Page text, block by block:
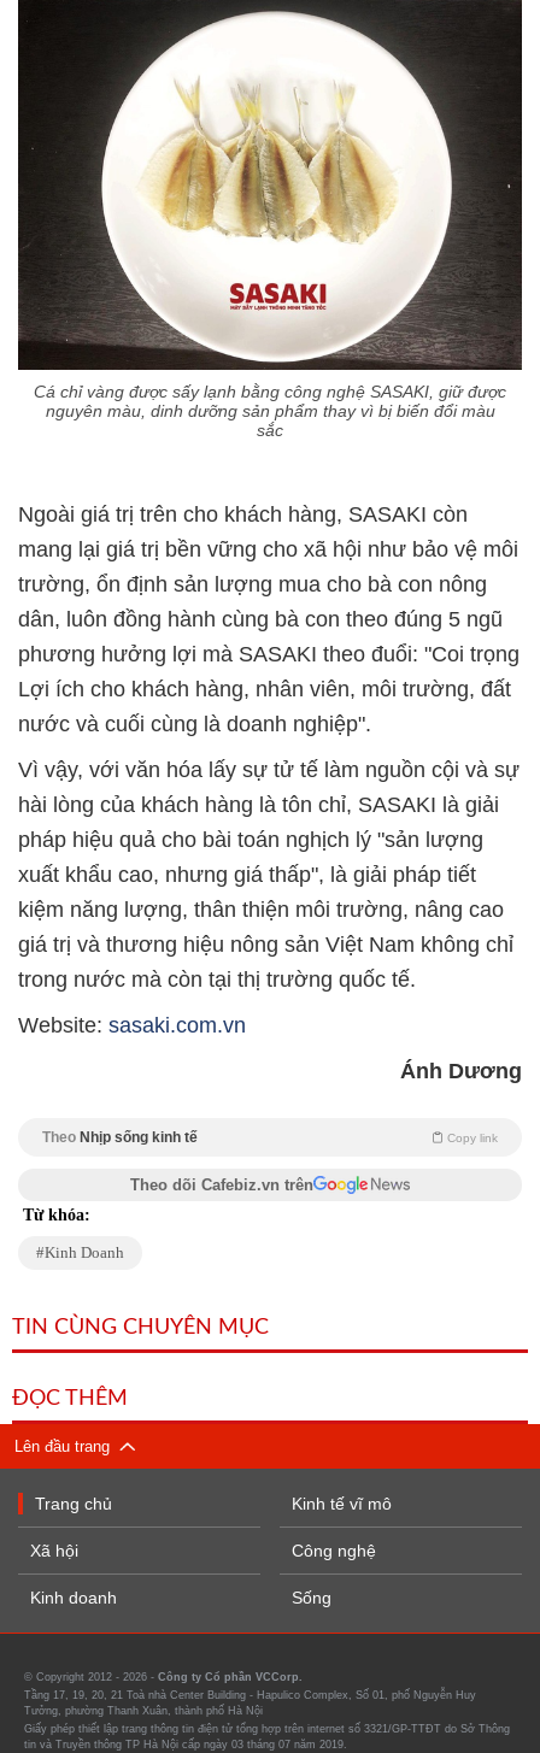
Cá chỉ vàng được sấy lạnh bằng công nghệ SASAKI, giữ được
nguyên màu, dinh dưỡng sản phẩm thay vì bị biến đổi màu
sắc
Ngoài giá trị trên cho khách hàng, SASAKI còn
mang lại giá trị bền vững cho xã hội như bảo vệ môi
trường, ổn định sản lượng mua cho bà con nông
dân, luôn đồng hành cùng bà con theo đúng 5 ngũ
phương hưởng lợi mà SASAKI theo đuổi: "Coi trọng
Lợi ích cho khách hàng, nhân viên, môi trường, đất
nước và cuối cùng là doanh nghiệp".
Vì vậy, với văn hóa lấy sự tử tế làm nguồn cội và sự
hài lòng của khách hàng là tôn chỉ, SASAKI là giải
pháp hiệu quả cho bài toán nghịch lý "sản lượng
xuất khẩu cao, nhưng giá thấp", là giải pháp tiết
kiệm năng lượng, thân thiện môi trường, nâng cao
giá trị và thương hiệu nông sản Việt Nam không chỉ
trong nước mà còn tại thị trường quốc tế.
Website: sasaki.com.vn
Ánh Dương
Theo Nhịp sống kinh tế Copy link
Theo dõi Cafebiz.vn trên
Từ khóa:
Kinh Doanh
TIN CÙNG CHUYÊN MỤC
ĐỌC THÊM
Lên đầu trang
Trang chủ
Xã hội
Kinh doanh
Kinh tế vĩ mô
Công nghệ
Sống
© Copyright 2012 - 2026 - Công ty Cổ phần VCCorp.
Tầng 17, 19, 20, 21 Toà nhà Center Building - Hapulico Complex, Số 01, phố Nguyễn Huy
Tưởng, phường Thanh Xuân, thành phố Hà Nội
Giấy phép thiết lập trang thông tin điện tử tổng hợp trên internet số 3321/GP-TTĐT do Sở Thông
tin và Truyền thông TP Hà Nội cấp ngày 03 tháng 07 năm 2019.